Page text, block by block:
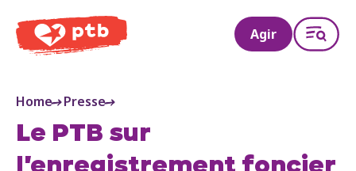
PTB
Agir
Home Presse
Le PTB sur